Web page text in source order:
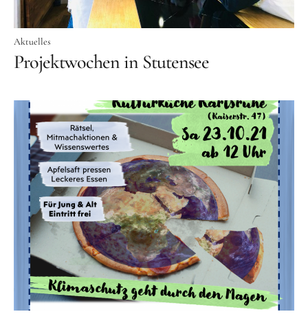
Aktuelles
Projektwochen in Stutensee